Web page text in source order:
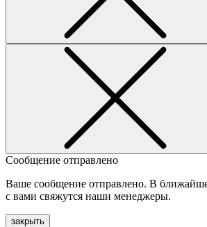
Сообщение отправлено
Ваше сообщение отправлено. В
с вами свяжутся наши менеджеры.
закрыть